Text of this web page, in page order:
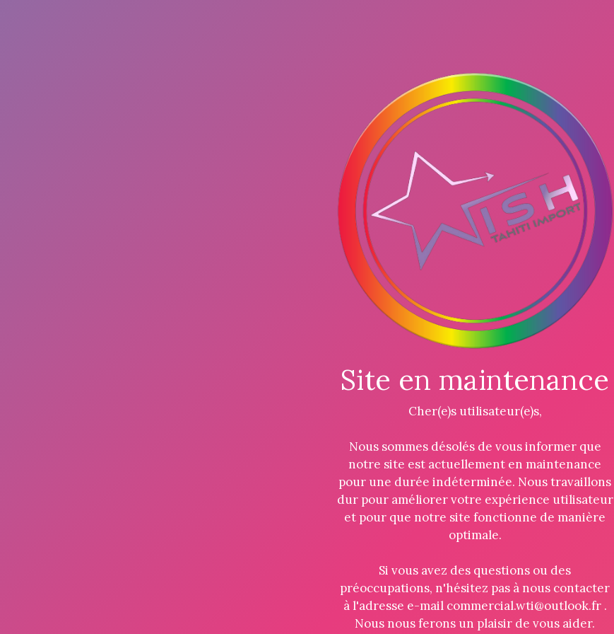
Site en maintenance
Cher(e)s utilisateur(e)s,
Nous sommes désolés de vous informer que
notre site est actuellement en maintenance
pour une durée indéterminée. Nous travaillons
dur pour améliorer votre expérience utilisateur
et pour que notre site fonctionne de manière
optimale.
Si vous avez des questions ou des
préoccupations, n'hésitez pas à nous contacter
à l'adresse e-mail commercial.wti@outlook.fr .
Nous nous ferons un plaisir de vous aider.